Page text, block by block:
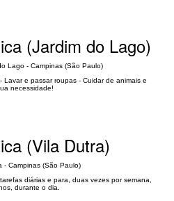
(Jardim do Lago)
Lago - Campinas (São Paulo)
Lavar e passar roupas - Cuidar de animais e
necessidade!
(Vila Dutra)
- Campinas (São Paulo)
diárias e para, duas vezes por semana,
durante o dia.